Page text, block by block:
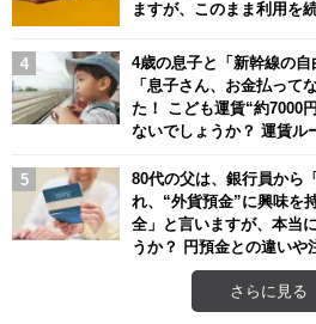
ますが、このまま利用を
4歳の息子と「新幹線の
「息子さん、お金払って
た！ こども運賃“約7000
ないでしょうか？ 運賃ル
80代の父は、銀行員から
れ、“外貨預金”に興味を
全」と言いますが、本当
うか？ 円預金との違いや
さらに見る